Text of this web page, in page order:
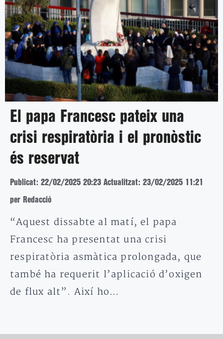
El papa Francesc pateix una
crisi respiratòria i el pronòstic
és reservat
Publicat: 22/02/2025 20:23 Actualitzat: 23/02/2025 11:21
per Redacció
“Aquest dissabte al matí, el papa
Francesc ha presentat una crisi
respiratòria asmàtica prolongada, que
també ha requerit l’aplicació d’oxigen
de flux alt”. Així ho…